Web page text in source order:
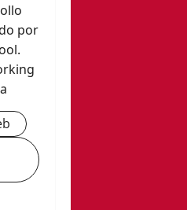
por